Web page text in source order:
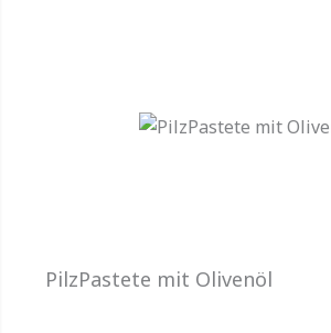
PilzPastete mit Olivenöl